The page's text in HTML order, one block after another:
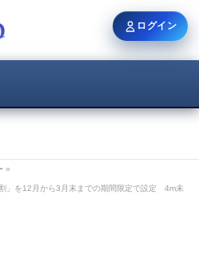
»
」を12月から3月末までの期間限定で設定 4m未
ログイン